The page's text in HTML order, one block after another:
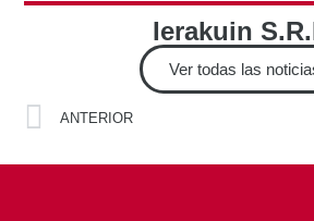
Ierakuin
Ver todas las
ANTERIOR